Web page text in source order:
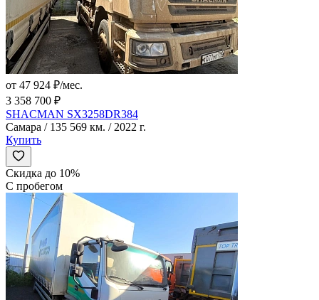
от 47 924 ₽/мес.
3 358 700 ₽
SHACMAN SX3258DR384
Самара / 135 569 км. / 2022 г.
Купить
Скидка до 10%
С пробегом